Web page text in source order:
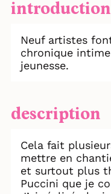
introduction
Neuf artistes
chronique
jeunesse.
description
Cela fait
mettre en
et surtout plus
Puccini que je